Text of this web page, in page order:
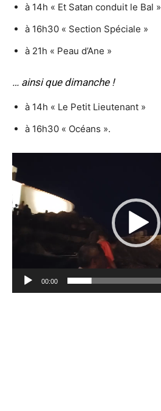
à 14h « Et Satan conduit le Bal »
à 16h30 « Section Spéciale »
à 21h « Peau d’Ane »
… ainsi que dimanche !
à 14h « Le Petit Lieutenant »
à 16h30 « Océans ».
vidéo
00:00